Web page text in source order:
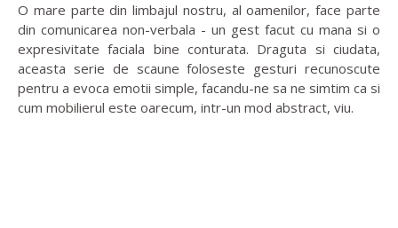
O mare parte din limbajul nostru, al oamenilor, face parte
din comunicarea non-verbala - un gest facut cu mana si o
expresivitate faciala bine conturata. Draguta si ciudata,
aceasta serie de scaune foloseste gesturi recunoscute
pentru a evoca emotii simple, facandu-ne sa ne simtim ca si
cum mobilierul este oarecum, intr-un mod abstract, viu.